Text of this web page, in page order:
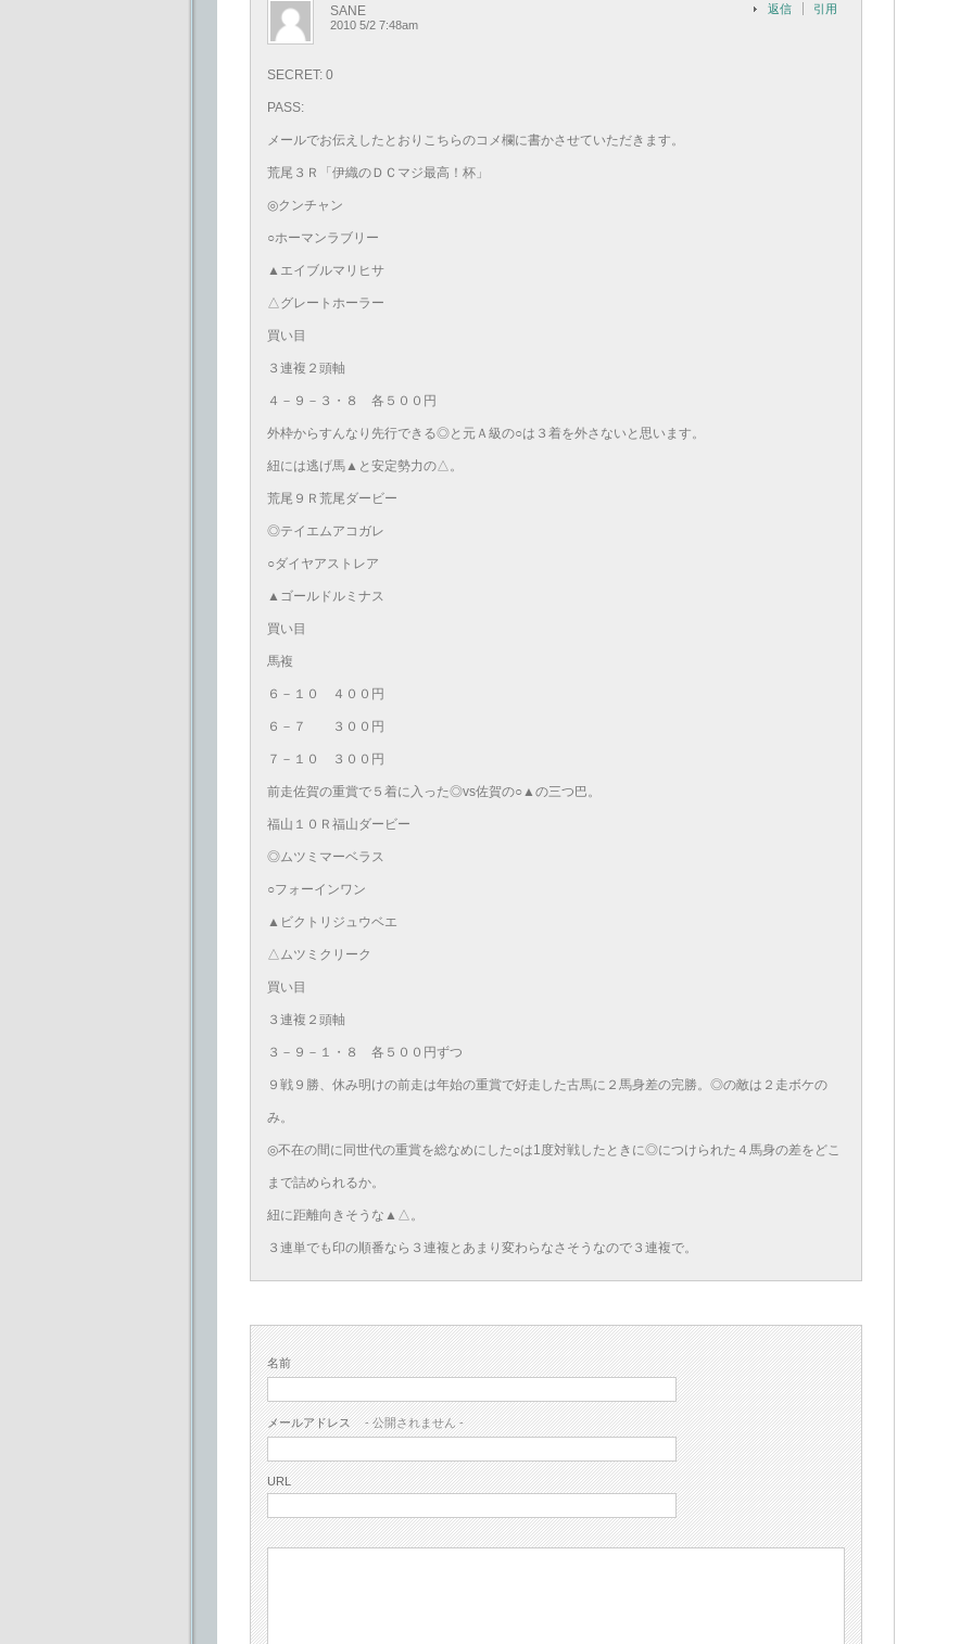
SANE
2010 5/2 7:48am
返信 引用
SECRET: 0
PASS:
メールでお伝えしたとおりこちらのコメ欄に書かさせていただきます。
荒尾３Ｒ「伊織のＤＣマジ最高！杯」
◎クンチャン
○ホーマンラブリー
▲エイブルマリヒサ
△グレートホーラー
買い目
３連複２頭軸
４－９－３・８ 各５００円
外枠からすんなり先行できる◎と元Ａ級の○は３着を外さないと思います。
紐には逃げ馬▲と安定勢力の△。
荒尾９Ｒ荒尾ダービー
◎テイエムアコガレ
○ダイヤアストレア
▲ゴールドルミナス
買い目
馬複
６－１０ ４００円
６－７ ３００円
７－１０ ３００円
前走佐賀の重賞で５着に入った◎vs佐賀の○▲の三つ巴。
福山１０Ｒ福山ダービー
◎ムツミマーベラス
○フォーインワン
▲ビクトリジュウベエ
△ムツミクリーク
買い目
３連複２頭軸
３－９－１・８ 各５００円ずつ
９戦９勝、休み明けの前走は年始の重賞で好走した古馬に２馬身差の完勝。◎の敵は２走ボケの
み。
◎不在の間に同世代の重賞を総なめにした○は1度対戦したときに◎につけられた４馬身の差をどこ
まで詰められるか。
紐に距離向きそうな▲△。
３連単でも印の順番なら３連複とあまり変わらなさそうなので３連複で。
名前
メールアドレス - 公開されません -
URL